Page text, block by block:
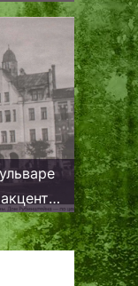
на
от виадука до